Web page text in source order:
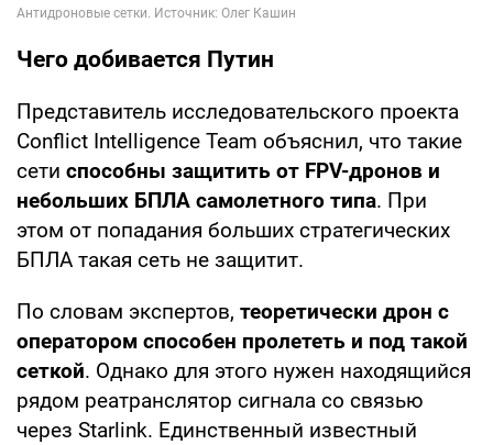
Чего добивается Путин
Представитель исследовательского проекта
Conflict Intelligence Team объяснил, что такие
сети способны защитить от FPV-дронов и
небольших БПЛА самолетного типа. При
этом от попадания больших стратегических
БПЛА такая сеть не защитит.
По словам экспертов, теоретически дрон с
оператором способен пролететь и под такой
сеткой. Однако для этого нужен находящийся
рядом реатранслятор сигнала со связью
через Starlink. Единственный известный